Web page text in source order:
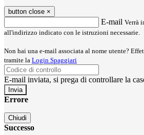
button close ×
E-mail Verrà
all'indirizzo indicato con le istruzioni necessarie.
Non hai una e-mail associata al nome utente?
tramite la Login Spaggiari
E-mail inviata, si prega di controllare la
Errore
Chiudi
Successo